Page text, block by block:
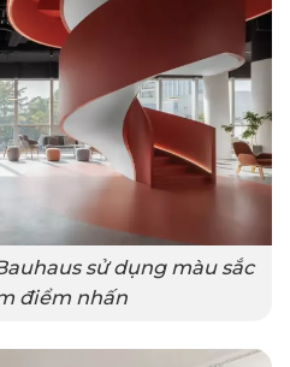
sử dụng màu sắc
điểm nhấn